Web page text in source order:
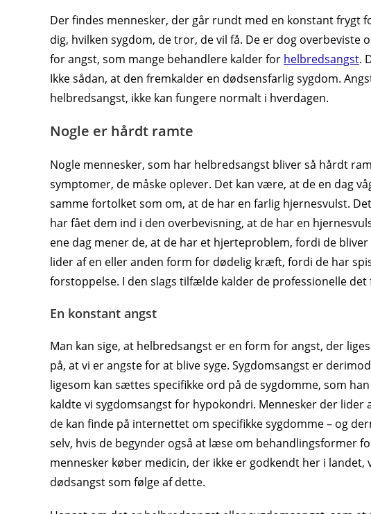
Der findes mennesker, der går rundt med en konstant frygt
dig, hvilken sygdom, de tror, de vil få. De er dog overbeviste
for angst, som mange behandlere kalder for helbredsangst.
Ikke sådan, at den fremkalder en dødsensfarlig sygdom.
helbredsangst, ikke kan fungere normalt i hverdagen.
Nogle er hårdt ramte
Nogle mennesker, som har helbredsangst bliver så hårdt
symptomer, de måske oplever. Det kan være, at de en dag
samme fortolket som om, at de har en farlig hjernesvulst.
har fået dem ind i den overbevisning, at de har en
ene dag mener de, at de har et hjerteproblem, fordi de
lider af en eller anden form for dødelig kræft, fordi de har
forstoppelse. I den slags tilfælde kalder de professionelle det
En konstant angst
Man kan sige, at helbredsangst er en form for angst, der
på, at vi er angste for at blive syge. Sygdomsangst er
ligesom kan sættes specifikke ord på de sygdomme, som
kaldte vi sygdomsangst for hypokondri. Mennesker der lider
de kan finde på internettet om specifikke sygdomme – og
selv, hvis de begynder også at læse om behandlingsformer
mennesker køber medicin, der ikke er godkendt her i
dødsangst som følge af dette.